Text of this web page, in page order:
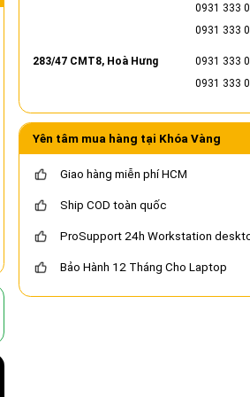
0931 333
0931 333
283/47 CMT8, Hoà Hưng 0931 333
0931 333
Yên tâm mua hàng tại Khóa Vàng
Giao hàng miễn phí HCM
Ship COD toàn quốc
ProSupport 24h Workstation
Bảo Hành 12 Tháng Cho Laptop